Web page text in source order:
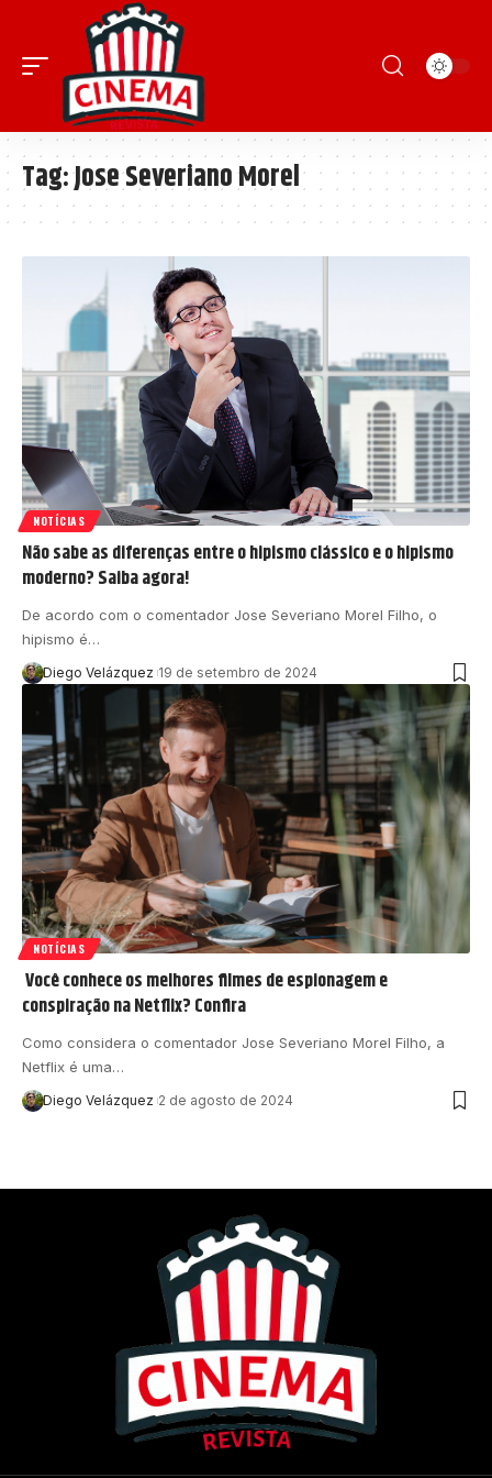
Tag:Jose Severiano Morel
NOTÍCIAS
Não sabe as diferenças entre o hipismo clássico e o hipismo
moderno? Saiba agora!
De acordo com o comentador Jose Severiano Morel Filho, o
hipismo é…
Diego Velázquez 19 de setembro de 2024
NOTÍCIAS
Você conhece os melhores filmes de espionagem e
conspiração na Netflix? Confira
Como considera o comentador Jose Severiano Morel Filho, a
Netflix é uma…
Diego Velázquez 2 de agosto de 2024